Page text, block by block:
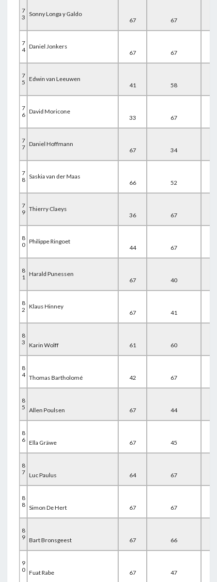
7
3
Sonny Longa y Galdo
67
67
7
4 Daniel Jonkers
67
67
7
5
Edwin van Leeuwen
41
58
7
6 David Moricone
33
67
7
7 Daniel Hoffmann
67
34
7
8 Saskia van der Maas
66
52
7
9 Thierry Claeys
36
67
8
0 Philippe Ringoet
44
67
8
1 Harald Punessen
67
40
8
2
Klaus Hinney
67
41
8
3
Karin Wolff 61 60
8
4 Thomas Bartholomé 42 67
8
5
Allen Poulsen 67 44
8
6 Ella Gräwe 67 45
8
7 Luc Paulus 64 67
8
8 Simon De Hert 67 67
8
9 Bart Bronsgeest 67 66
9
0 Fuat Rabe 67 47